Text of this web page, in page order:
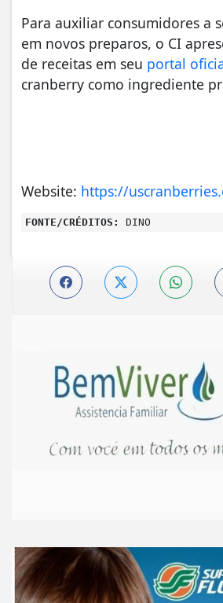
Para auxiliar consumidores a
em novos preparos, o CI
de receitas em seu portal
cranberry como ingrediente
Website: https://
FONTE/CRÉDITOS: DINO